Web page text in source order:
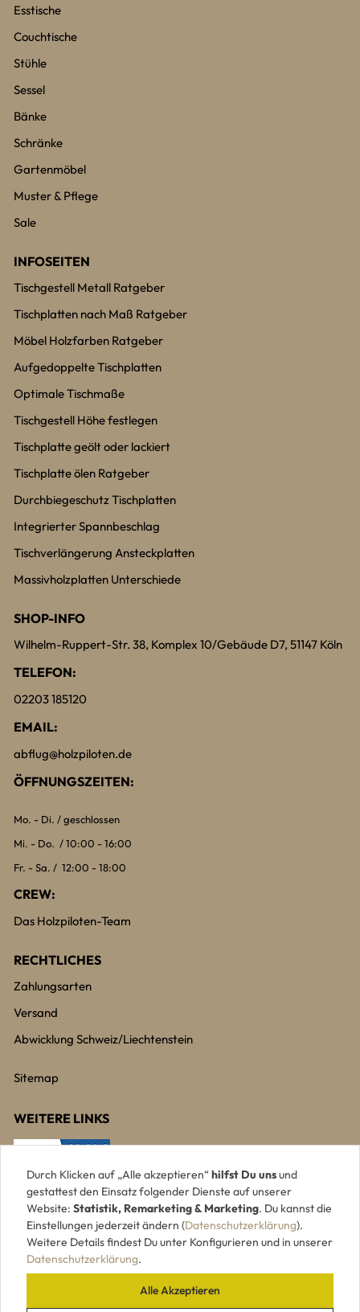
Esstische
Couchtische
Stühle
Sessel
Bänke
Schränke
Gartenmöbel
Muster & Pflege
Sale
INFOSEITEN
Tischgestell Metall Ratgeber
Tischplatten nach Maß Ratgeber
Möbel Holzfarben Ratgeber
Aufgedoppelte Tischplatten
Optimale Tischmaße
Tischgestell Höhe festlegen
Tischplatte geölt oder lackiert
Tischplatte ölen Ratgeber
Durchbiegeschutz Tischplatten
Integrierter Spannbeschlag
Tischverlängerung Ansteckplatten
Massivholzplatten Unterschiede
SHOP-INFO
Wilhelm-Ruppert-Str. 38, Komplex 10/Gebäude D7, 51147 Köln
TELEFON:
02203 185120
EMAIL:
abflug@holzpiloten.de
ÖFFNUNGSZEITEN:
Mo. - Di. / geschlossen
Mi. - Do. / 10:00 - 16:00
Fr. - Sa. / 12:00 - 18:00
CREW:
Das Holzpiloten-Team
RECHTLICHES
Zahlungsarten
Versand
Abwicklung Schweiz/Liechtenstein
Sitemap
WEITERE LINKS
Durch Klicken auf „Alle akzeptieren“ hilfst Du unsund
gestattest den Einsatz folgender Dienste auf unserer
Website: Statistik, Remarketing & Marketing. Du kannst die
Einstellungen jederzeit ändern (Datenschutzerklärung).
Weitere Details findest Du unter Konfigurieren und in unserer
Datenschutzerklärung.
Alle Akzeptieren